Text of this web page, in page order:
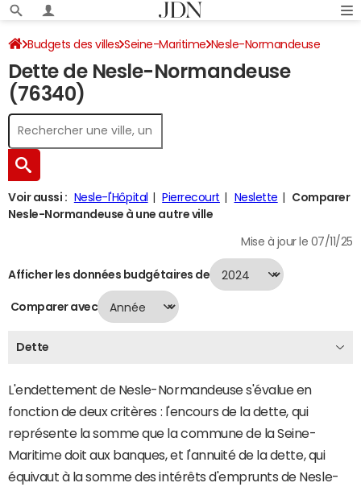
Budgets des villes Seine-Maritime Nesle-Normandeuse
Dette au 31/12/2024
Dette de Nesle-Normandeuse
(76340)
Voir aussi : Nesle-l'Hôpital Pierrecourt Neslette
Comparer
Nesle-Normandeuse à une autre ville
Mise à jour le 07/11/25
Afficher les données budgétaires de
Comparer avec
Dette
L'endettement de Nesle-Normandeuse s'évalue en
fonction de deux critères : l'encours de la dette, qui
représente la somme que la commune de la Seine-
Maritime doit aux banques, et l'annuité de la dette, qui
équivaut à la somme des intérêts d'emprunts de Nesle-